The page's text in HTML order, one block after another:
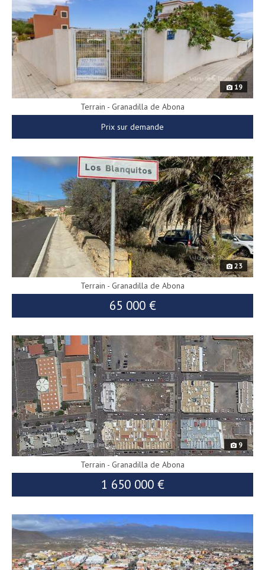
19
Terrain - Granadilla de Abona
Prix sur demande
23
Terrain - Granadilla de Abona
65 000 €
9
Terrain - Granadilla de Abona
1 650 000 €